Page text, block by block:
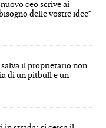
ceo scrive ai
delle vostre idee”
salva il proprietario non
di un pitbull e un